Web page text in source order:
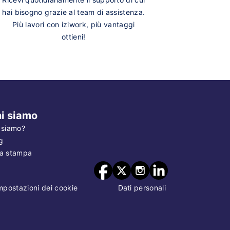
hai bisogno grazie al team di assistenza.
Più lavori con iziwork, più vantaggi
ottieni!
siamo
stampa
dei cookie Dati personali